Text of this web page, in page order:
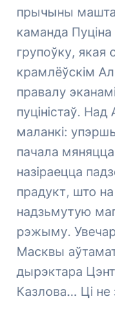
прычыны
каманда Пуціна
групоўку, якая
крамлёўскім
правалу
пуціністаў.
маланкі:
пачала
назіраецца
прадукт, што
надзьмутую
рэжыму.
Масквы
дырэктара
Казлова… Ці не